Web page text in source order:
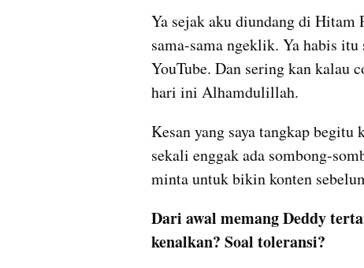
Ya sejak aku diundang di
sama-sama ngeklik. Ya habis
YouTube. Dan sering kan kalau
hari ini Alhamdulillah.
Kesan yang saya tangkap
sekali enggak ada sombong-
minta untuk bikin konten
Dari awal memang Deddy
kenalkan? Soal toleransi?